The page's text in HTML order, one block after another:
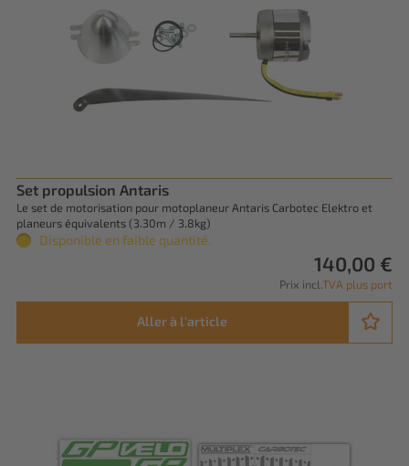
Set propulsion Antaris
Le set de motorisation pour motoplaneur Antaris Carbotec Elektro et
planeurs équivalents (3.30m / 3.8kg)
Disponible en faible quantité.
140,00 €
Prix incl. TVA plus port
Aller à l'article